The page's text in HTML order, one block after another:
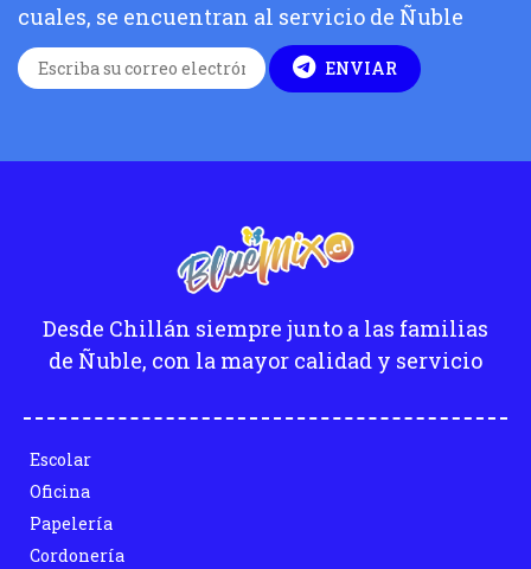
cuales, se encuentran al servicio de Ñuble
ENVIAR
Desde Chillán siempre junto a las familias
de Ñuble, con la mayor calidad y servicio
Escolar
Oficina
Papelería
Cordonería